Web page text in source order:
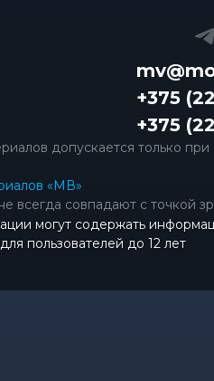
+375
+375
допускается только
«МВ»
всегда совпадают с точкой
могут содержать
пользователей до 12 лет